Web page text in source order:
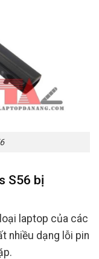
S56 bị
laptop của các
nhiều dạng lỗi pin